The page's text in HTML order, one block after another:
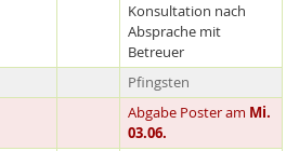
Konsultation nach
Absprache mit
Betreuer
Pfingsten
Abgabe Poster am Mi.
03.06.